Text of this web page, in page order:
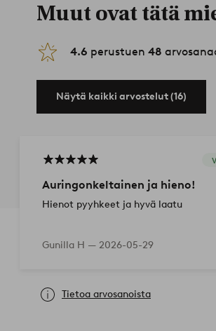
Muut ovat tätä
4.6 perustuen 48
Näytä kaikki arvostelut (16)
Auringonkeltainen ja hieno!
Hienot pyyhkeet ja hyvä laatu
Gunilla H — 2026-05-29
Tietoa arvosanoista